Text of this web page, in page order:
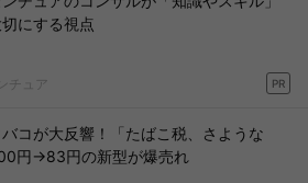
にする視点
チュア PR
コが大反響！「たばこ税、さような
円→83円の新型が爆売れ